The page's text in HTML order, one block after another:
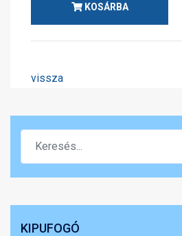
KOSÁRBA
vissza
KIPUFOGÓ